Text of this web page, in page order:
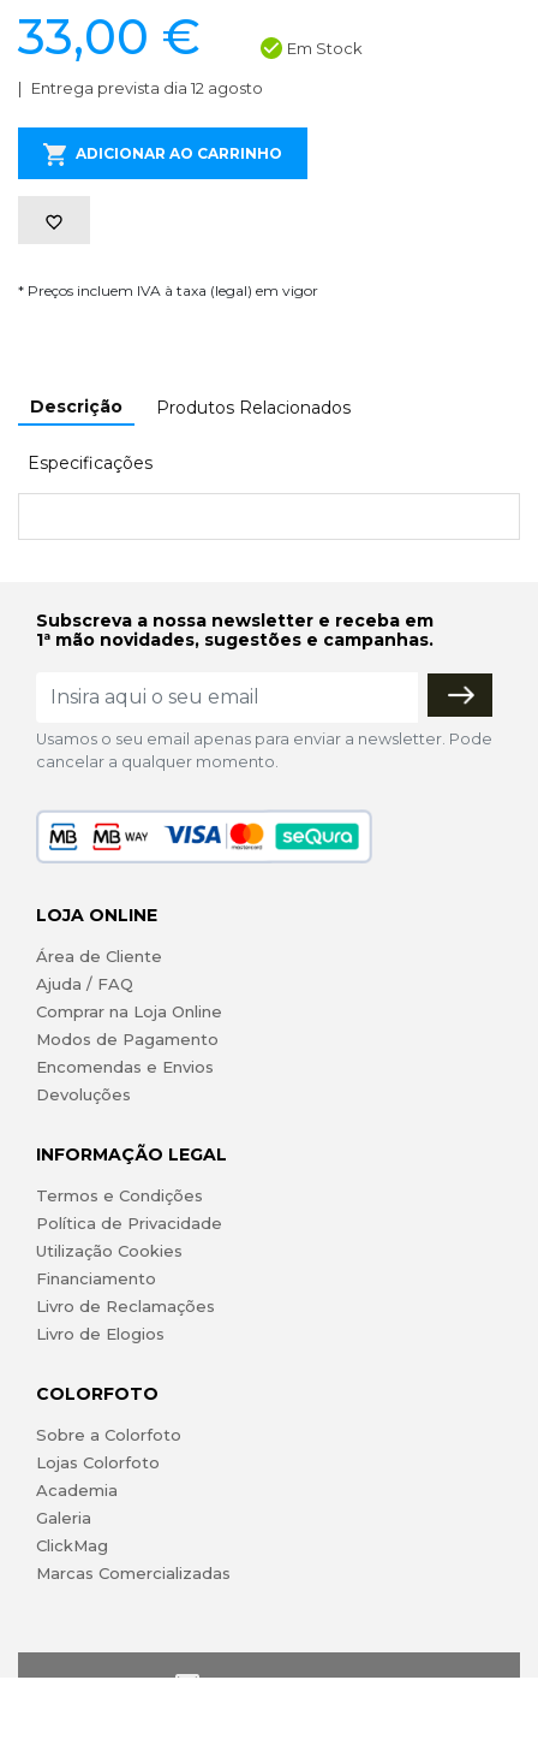
33,00 € Em Stock
Entrega prevista dia 12 agosto
ADICIONAR AO CARRINHO
* Preços incluem IVA à taxa (legal) em vigor
Descrição Produtos Relacionados
Especificações
Subscreva a nossa newsletter e receba em
1ª mão novidades, sugestões e campanhas.
Usamos o seu email apenas para enviar a newsletter. Pode
cancelar a qualquer momento.
LOJA ONLINE
Área de Cliente
Ajuda / FAQ
Comprar na Loja Online
Modos de Pagamento
Encomendas e Envios
Devoluções
INFORMAÇÃO LEGAL
Termos e Condições
Política de Privacidade
Utilização Cookies
Financiamento
Livro de Reclamações
Livro de Elogios
COLORFOTO
Sobre a Colorfoto
Lojas Colorfoto
Academia
Galeria
ClickMag
Marcas Comercializadas
lojaonline@colorfoto.pt